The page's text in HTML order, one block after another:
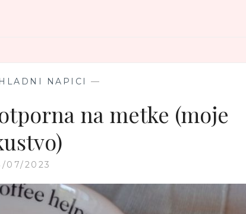
NAPICI —
na metke (moje
07/2023